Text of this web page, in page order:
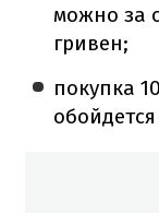
можно за
гривен;
покупка